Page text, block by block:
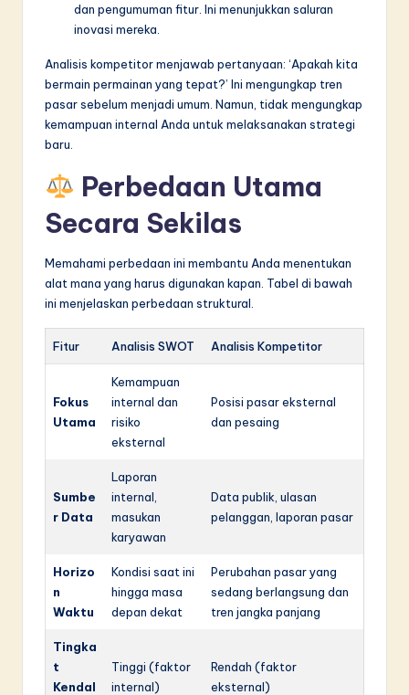
dan pengumuman fitur. Ini menunjukkan saluran
inovasi mereka.
Analisis kompetitor menjawab pertanyaan: ‘Apakah kita
bermain permainan yang tepat?’ Ini mengungkap tren
pasar sebelum menjadi umum. Namun, tidak mengungkap
kemampuan internal Anda untuk melaksanakan strategi
baru.
Perbedaan Utama
Secara Sekilas
Memahami perbedaan ini membantu Anda menentukan
alat mana yang harus digunakan kapan. Tabel di bawah
ini menjelaskan perbedaan struktural.
Fitur Analisis SWOT Analisis Kompetitor
Fokus
Utama
Kemampuan
internal dan
risiko
eksternal
Posisi pasar eksternal
dan pesaing
Sumbe
r Data
Laporan
internal,
masukan
karyawan
Data publik, ulasan
pelanggan, laporan pasar
Horizo
n
Waktu
Kondisi saat ini
hingga masa
depan dekat
Perubahan pasar yang
sedang berlangsung dan
tren jangka panjang
Tingka
t
Kendal
Tinggi (faktor
internal)
Rendah (faktor
eksternal)